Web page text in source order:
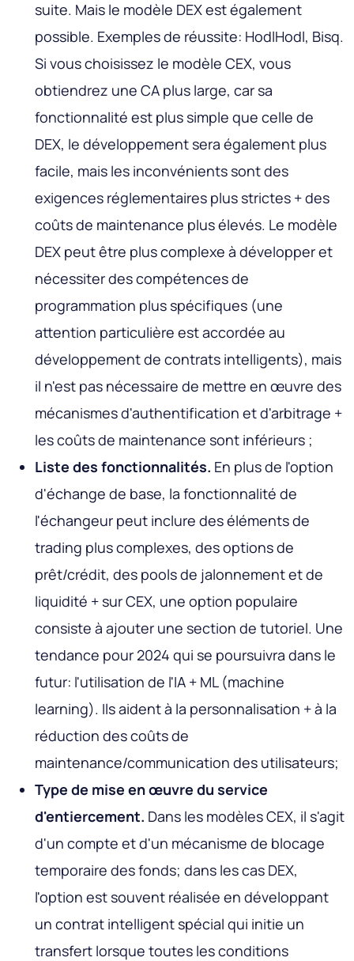
suite. Mais le modèle DEX est également
possible. Exemples de réussite: HodlHodl, Bisq.
Si vous choisissez le modèle CEX, vous
obtiendrez une CA plus large, car sa
fonctionnalité est plus simple que celle de
DEX, le développement sera également plus
facile, mais les inconvénients sont des
exigences réglementaires plus strictes + des
coûts de maintenance plus élevés. Le modèle
DEX peut être plus complexe à développer et
nécessiter des compétences de
programmation plus spécifiques (une
attention particulière est accordée au
développement de contrats intelligents), mais
il n'est pas nécessaire de mettre en œuvre des
mécanismes d'authentification et d'arbitrage +
les coûts de maintenance sont inférieurs ;
Liste des fonctionnalités. En plus de l'option
d'échange de base, la fonctionnalité de
l'échangeur peut inclure des éléments de
trading plus complexes, des options de
prêt/crédit, des pools de jalonnement et de
liquidité + sur CEX, une option populaire
consiste à ajouter une section de tutoriel. Une
tendance pour 2024 qui se poursuivra dans le
futur: l'utilisation de l'IA + ML (machine
learning). Ils aident à la personnalisation + à la
réduction des coûts de
maintenance/communication des utilisateurs;
Type de mise en œuvre du service
d'entiercement. Dans les modèles CEX, il s'agit
d'un compte et d'un mécanisme de blocage
temporaire des fonds; dans les cas DEX,
l'option est souvent réalisée en développant
un contrat intelligent spécial qui initie un
transfert lorsque toutes les conditions